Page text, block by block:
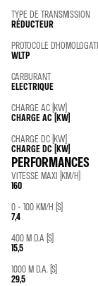
TYPE DE TRANSMISSION
RÉDUCTEUR
PROTOCOLE
WLTP
CARBURANT
ELECTRIQUE
CHARGE AC (KW)
CHARGE AC (KW)
CHARGE DC (KW)
CHARGE DC (KW)
PERFORMANCES
VITESSE MAXI (KM/H)
160
0 - 100 KM/H (S)
7,4
400 M D.A (S)
15,5
1000 M D.A. (S)
29,5